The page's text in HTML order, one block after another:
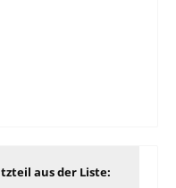
aus der Liste: